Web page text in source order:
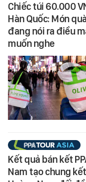
Chiếc túi 60.000
Hàn Quốc: Món
đang nói ra điều
muốn nghe
Kết quả bán kết
Nam tạo chung